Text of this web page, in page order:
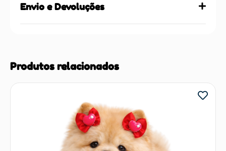
Envio e Devoluções
Produtos relacionados